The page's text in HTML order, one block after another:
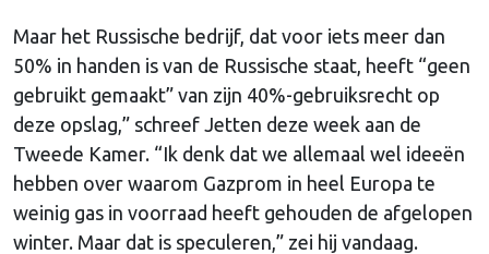
Maar het Russische bedrijf, dat voor iets meer dan
50% in handen is van de Russische staat, heeft “geen
gebruikt gemaakt” van zijn 40%-gebruiksrecht op
deze opslag,” schreef Jetten deze week aan de
Tweede Kamer. “Ik denk dat we allemaal wel ideeën
hebben over waarom Gazprom in heel Europa te
weinig gas in voorraad heeft gehouden de afgelopen
winter. Maar dat is speculeren,” zei hij vandaag.